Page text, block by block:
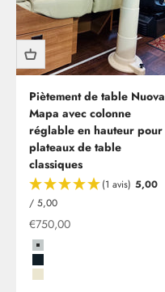
Piètement de table Nuova
Mapa avec colonne
réglable en hauteur pour
plateaux de table
classiques
(1 avis) 5,00
/ 5,00
Offre
€750,00
Grau
Schwarz
Beige